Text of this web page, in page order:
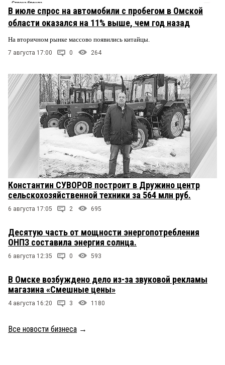
В июле спрос на автомобили с пробегом в Омской
области оказался на 11% выше, чем год назад
На вторичном рынке массово появились китайцы.
7 августа 17:00 0 264
Константин СУВОРОВ построит в Дружино центр
сельскохозяйственной техники за 564 млн руб.
6 августа 17:05 2 695
Десятую часть от мощности энергопотребления
ОНПЗ составила энергия солнца.
6 августа 12:35 0 593
В Омске возбуждено дело из-за звуковой рекламы
магазина «Смешные цены»
4 августа 16:20 3 1180
Все новости бизнеса →